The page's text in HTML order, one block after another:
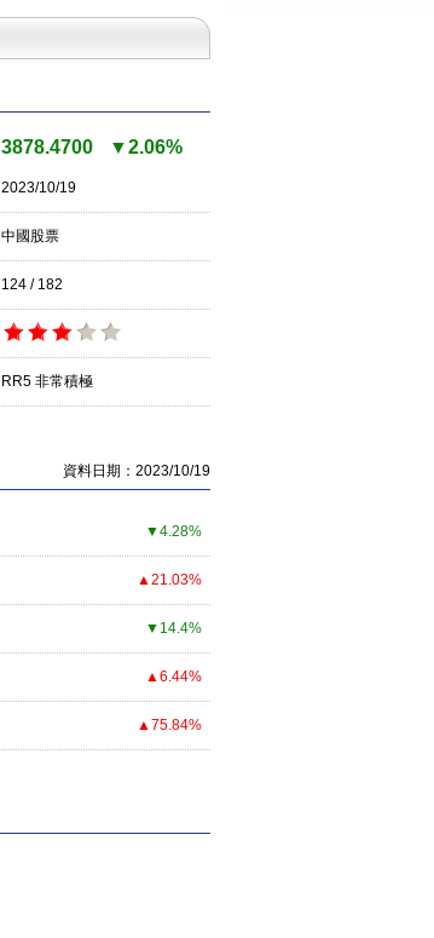
3878.4700 ▼2.06%
2023/10/19
中國股票
124 / 182
RR5 非常積極
資料日期：2023/10/19
▼4.28%
▲21.03%
▼14.4%
▲6.44%
▲75.84%